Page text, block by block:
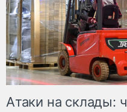
Атаки на склады: